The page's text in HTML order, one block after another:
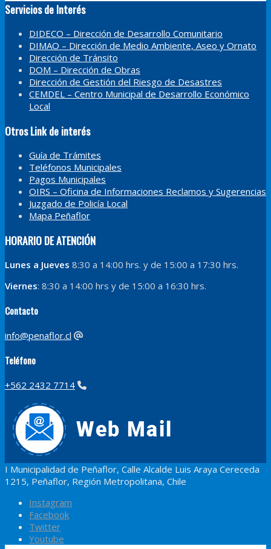
Servicios de Interés
DIDECO – Dirección de Desarrollo Comunitario
DIMAO – Dirección de Medio Ambiente, Aseo y Ornato
Dirección de Tránsito
DOM – Dirección de Obras
Dirección de Gestión del Riesgo de Desastres
CEMDEL – Centro Municipal de Desarrollo Económico
Local
Otros Link de interés
Guía de Trámites
Teléfonos Municipales
Pagos Municipales
OIRS – Oficina de Informaciones Reclamos y Sugerencias
Juzgado de Policía Local
Mapa Peñaflor
HORARIO DE ATENCIÓN
Lunes a Jueves 8:30 a 14:00 hrs. y de 15:00 a 17:30 hrs.
Viernes: 8:30 a 14:00 hrs y de 15:00 a 16:30 hrs.
Contacto
info@penaflor.cl
Teléfono
+562 2432 7714
I Municipalidad de Peñaflor, Calle Alcalde Luis Araya Cereceda
1215, Peñaflor, Región Metropolitana, Chile
Instagram
Facebook
Twitter
Youtube